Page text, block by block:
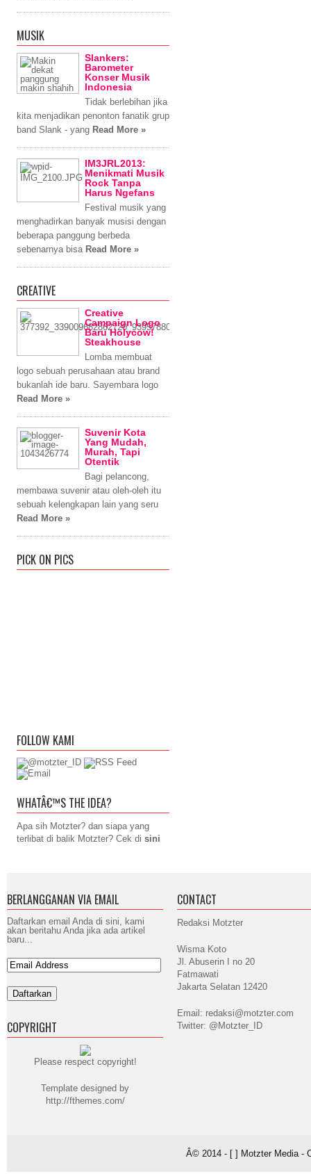
MUSIK
Slankers:
Barometer
Konser Musik
Indonesia
Tidak berlebihan jika
kita menjadikan penonton fanatik grup
band Slank - yang Read More »
IM3JRL2013:
Menikmati Musik
Rock Tanpa
Harus Ngefans
Festival musik yang
menghadirkan banyak musisi dengan
beberapa panggung berbeda
sebenarnya bisa Read More »
CREATIVE
Creative
Campaign Logo
Baru Holycow!
Steakhouse
Lomba membuat
logo sebuah perusahaan atau brand
bukanlah ide baru. Sayembara logo
Read More »
Suvenir Kota
Yang Mudah,
Murah, Tapi
Otentik
Bagi pelancong,
membawa suvenir atau oleh-oleh itu
sebuah kelengkapan lain yang seru
Read More »
PICK ON PICS
FOLLOW KAMI
WHATÂ€™S THE IDEA?
Apa sih Motzter? dan siapa yang
terlibat di balik Motzter? Cek di sini
BERLANGGANAN VIA EMAIL
Daftarkan email Anda di sini, kami
akan beritahu Anda jika ada artikel
baru...
COPYRIGHT
Please respect copyright!
Template designed by
http://fthemes.com/
CONTACT
Redaksi Motzter
Wisma Koto
Jl. Abuserin I no 20
Fatmawati
Jakarta Selatan 12420
Email: redaksi@motzter.com
Twitter: @Motzter_ID
Â© 2014 - [ ] Motzter Media -